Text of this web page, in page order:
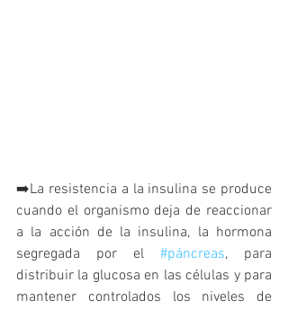
➡️La resistencia a la insulina se produce
cuando el organismo deja de reaccionar
a la acción de la insulina, la hormona
segregada por el #páncreas, para
distribuir la glucosa en las células y para
mantener controlados los niveles de